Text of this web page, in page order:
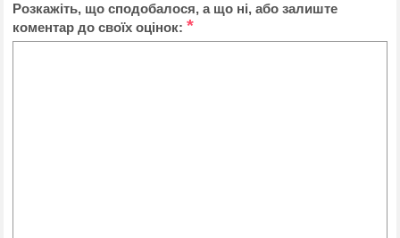
Розкажіть, що сподобалося, а що ні, або залиште
коментар до своїх оцінок: *